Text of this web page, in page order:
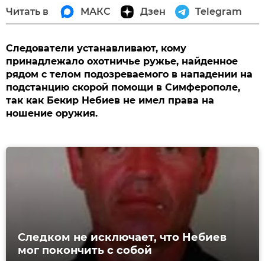
Читать в МАКС Дзен Telegram
Следователи устанавливают, кому
принадлежало охотничье ружье, найденное
рядом с телом подозреваемого в нападении на
подстанцию скорой помощи в Симферополе,
так как Бекир Небиев не имел права на
ношение оружия.
Следком не исключает, что Небиев
мог покончить с собой